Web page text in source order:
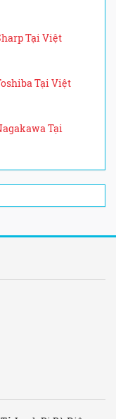
Tại Việt
Tại Việt
Tại